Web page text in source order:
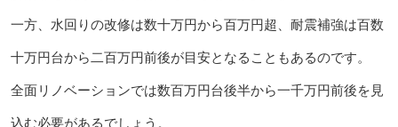
一方、水回りの改修は数十万円から百万円超、耐震補強は百数
十万円台から二百万円前後が目安となることもあるのです。
全面リノベーションでは数百万円台後半から一千万円前後を見
込む必要があるでしょう。